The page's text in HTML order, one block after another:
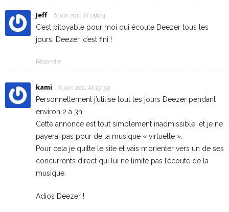
Jeff 6 juin 2011 At 15h24
C’est pitoyable pour moi qui écoute Deezer tous les
jours. Deezer, c’est fini !
Répondre
kami 6 juin 2011 At 13h59
Personnellement j’utilise tout les jours Deezer pendant
environ 2 à 3h.
Cette annonce est tout simplement inadmissible, et je ne
payerai pas pour de la musique « virtuelle ».
Pour cela je quitte le site et vais m’orienter vers un de ses
concurrents direct qui lui ne limite pas l’écoute de la
musique.
Adios Deezer !